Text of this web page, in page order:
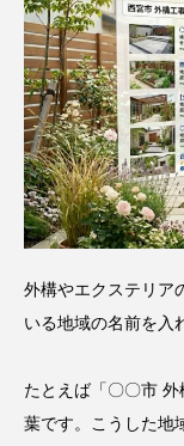
外構やエクステリア
いる地域の名前を入
たとえば「〇〇市
葉です。こうした地